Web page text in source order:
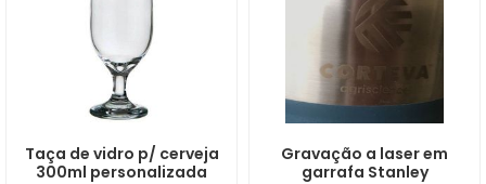
Taça de vidro p/ cerveja
300ml personalizada
Gravação a laser em
garrafa Stanley